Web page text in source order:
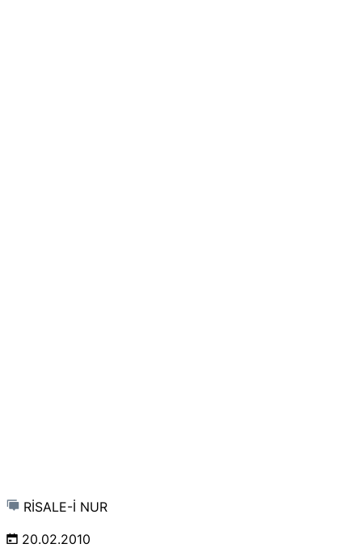
RİSALE-İ NUR
20.02.2010